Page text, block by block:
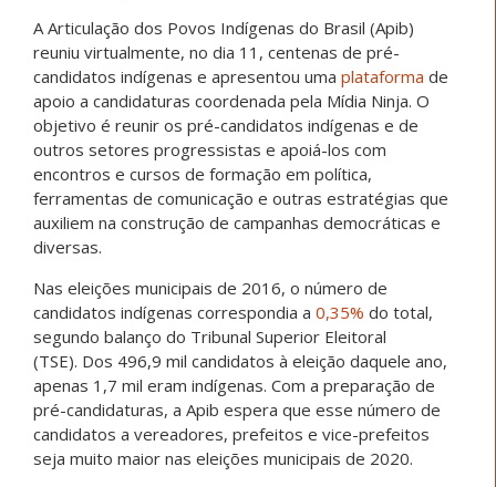
A Articulação dos Povos Indígenas do Brasil (Apib)
reuniu virtualmente, no dia 11, centenas de pré-
candidatos indígenas e apresentou uma plataforma de
apoio a candidaturas coordenada pela Mídia Ninja. O
objetivo é reunir os pré-candidatos indígenas e de
outros setores progressistas e apoiá-los com
encontros e cursos de formação em política,
ferramentas de comunicação e outras estratégias que
auxiliem na construção de campanhas democráticas e
diversas.
Nas eleições municipais de 2016, o número de
candidatos indígenas correspondia a 0,35% do total,
segundo balanço do Tribunal Superior Eleitoral
(TSE). Dos 496,9 mil candidatos à eleição daquele ano,
apenas 1,7 mil eram indígenas. Com a preparação de
pré-candidaturas, a Apib espera que esse número de
candidatos a vereadores, prefeitos e vice-prefeitos
seja muito maior nas eleições municipais de 2020.